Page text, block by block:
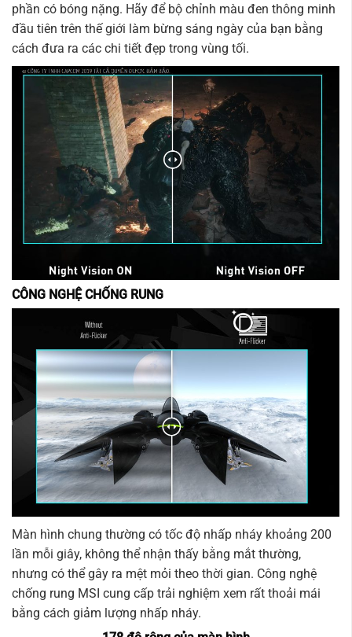
phần có bóng nặng. Hãy để bộ chỉnh màu đen thông minh
đầu tiên trên thế giới làm bừng sáng ngày của bạn bằng
cách đưa ra các chi tiết đẹp trong vùng tối.
CÔNG NGHỆ CHỐNG RUNG
Màn hình chung thường có tốc độ nhấp nháy khoảng 200
lần mỗi giây, không thể nhận thấy bằng mắt thường,
nhưng có thể gây ra mệt mỏi theo thời gian. Công nghệ
chống rung MSI cung cấp trải nghiệm xem rất thoải mái
bằng cách giảm lượng nhấp nháy.